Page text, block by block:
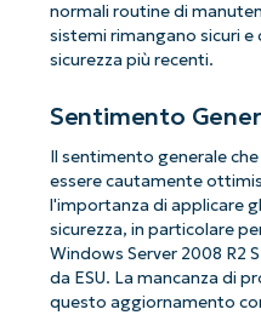
normali routine di
sistemi rimangano sicuri
sicurezza più recenti.
Sentimento
Il sentimento generale
essere cautamente
l'importanza di applicare
sicurezza, in particolare
Windows Server 2008 R2
da ESU. La mancanza di
questo aggiornamento